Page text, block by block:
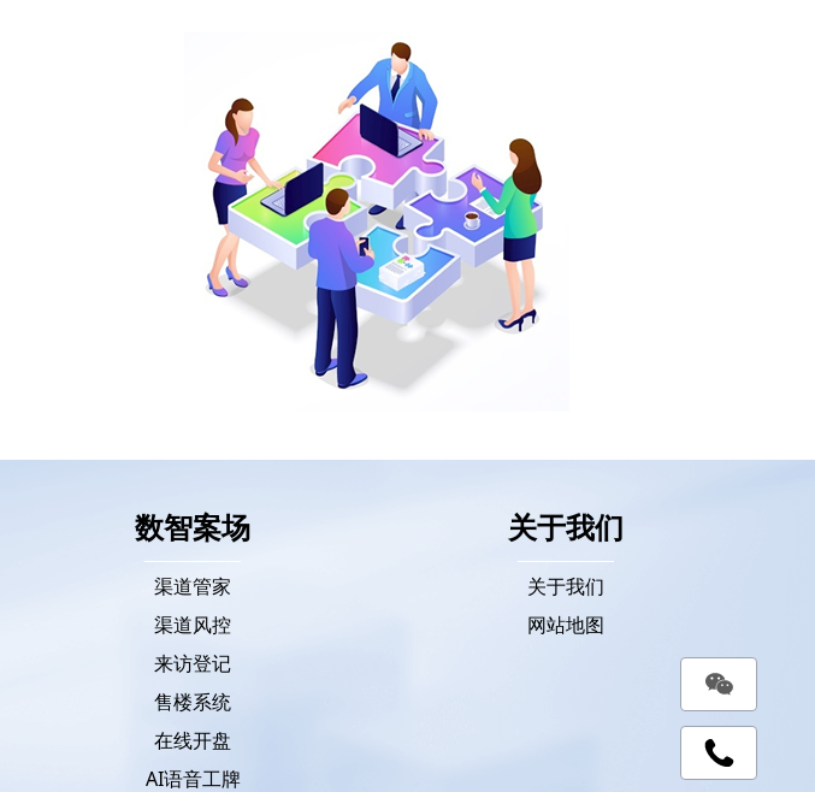
数智案场
渠道管家
渠道风控
来访登记
售楼系统
在线开盘
AI语音工牌
关于我们
关于我们
网站地图